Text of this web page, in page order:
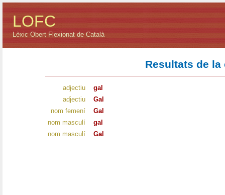
LOFC
Lèxic Obert Flexionat de Català
Resultats de la
adjectiu
gal
adjectiu
Gal
nom femení
Gal
nom masculí
gal
nom masculí
Gal